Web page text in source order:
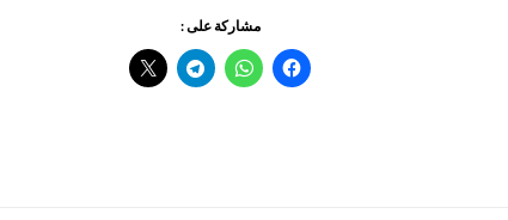
مشاركة على :